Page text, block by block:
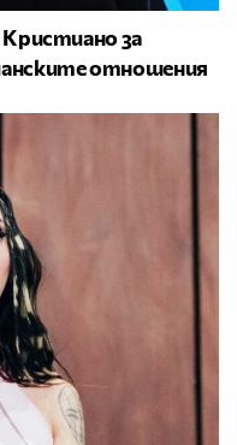
Кристиано за
отношения